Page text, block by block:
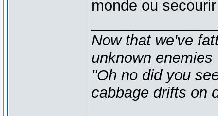
monde ou
Now that we've
unknown
"Oh no did you
cabbage drifts on